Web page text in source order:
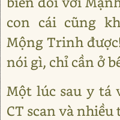
con cái cũng
Mộng Trinh
nói gì, chỉ cần ở
Một lúc sau y tá
CT scan và